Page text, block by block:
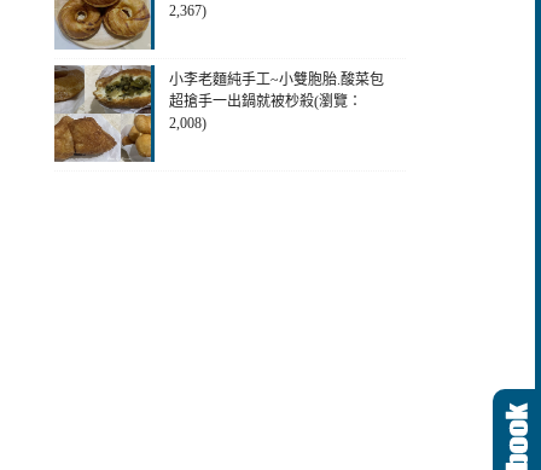
2,367)
小李老麵純手工~小雙胞胎.酸菜包
超搶手一出鍋就被杪殺(瀏覽：
2,008)